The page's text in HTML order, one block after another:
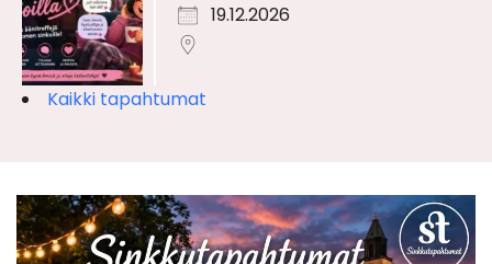
19.12.2026
Kaikki tapahtumat